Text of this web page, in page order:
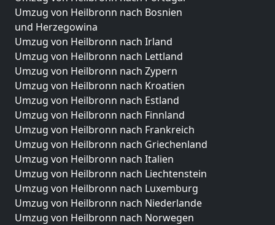
Umzug von Heilbronn nach Bosnien
und Herzegowina
Umzug von Heilbronn nach Irland
Umzug von Heilbronn nach Lettland
Umzug von Heilbronn nach Zypern
Umzug von Heilbronn nach Kroatien
Umzug von Heilbronn nach Estland
Umzug von Heilbronn nach Finnland
Umzug von Heilbronn nach Frankreich
Umzug von Heilbronn nach Griechenland
Umzug von Heilbronn nach Italien
Umzug von Heilbronn nach Liechtenstein
Umzug von Heilbronn nach Luxemburg
Umzug von Heilbronn nach Niederlande
Umzug von Heilbronn nach Norwegen